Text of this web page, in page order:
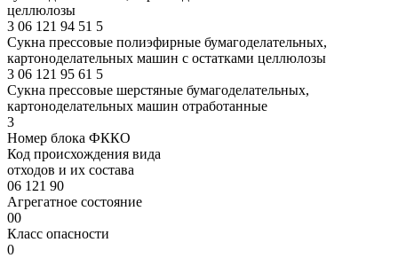
целлюлозы
3 06 121 94 51 5
Сукна прессовые полиэфирные бумагоделательных,
картоноделательных машин с остатками целлюлозы
3 06 121 95 61 5
Сукна прессовые шерстяные бумагоделательных,
картоноделательных машин отработанные
3
Номер блока ФККО
Код происхождения вида
отходов и их состава
06 121 90
Агрегатное состояние
00
Класс опасности
0